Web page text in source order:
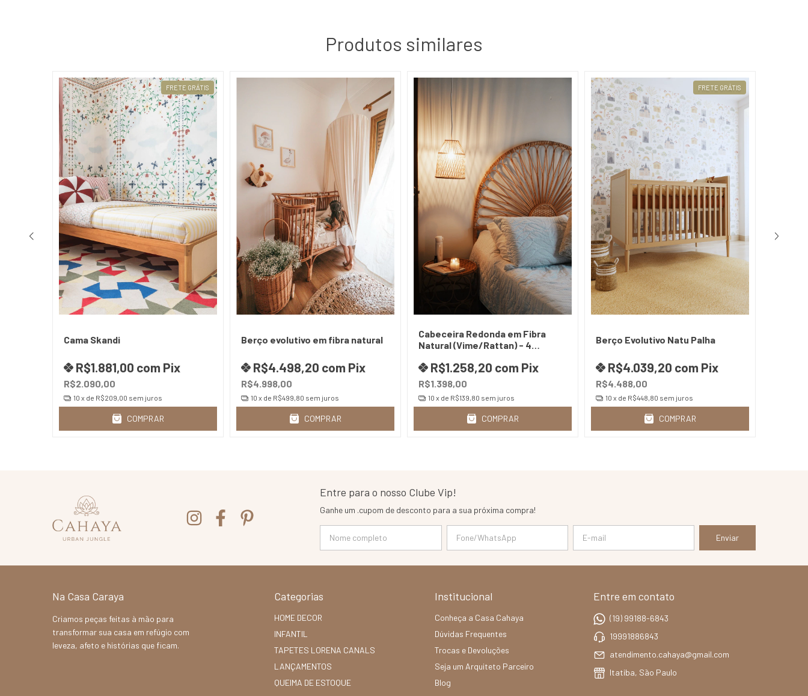
Produtos similares
FRETE GRÁTIS
Cama Skandi
R$2.090,00
R$1.881,00 com Pix
10 x de R$209,00 sem juros
COMPRAR
Berço evolutivo em fibra natural
R$4.998,00
R$4.498,20 com Pix
10 x de R$499,80 sem juros
COMPRAR
Cabeceira Redonda em Fibra
Natural (Vime/Rattan) - 4
R$1.398,00
R$1.258,20 com Pix
10 x de R$139,80 sem juros
COMPRAR
FRETE GRÁTIS
Berço Evolutivo Natu Palha
R$4.488,00
R$4.039,20 com Pix
10 x de R$448,80 sem juros
COMPRAR
Entre para o nosso Clube Vip!
Ganhe um .cupom de desconto para a sua próxima compra!
Na Casa Caraya
Criamos peças feitas à mão para
transformar sua casa em refúgio com
leveza, afeto e histórias que ficam.
Categorias
HOME DECOR
INFANTIL
TAPETES LORENA CANALS
LANÇAMENTOS
QUEIMA DE ESTOQUE
Institucional
Conheça a Casa Cahaya
Dúvidas Frequentes
Trocas e Devoluções
Seja um Arquiteto Parceiro
Blog
Entre em contato
(19) 99188-6843
19991886843
atendimento.cahaya@gmail.com
Itatiba, São Paulo